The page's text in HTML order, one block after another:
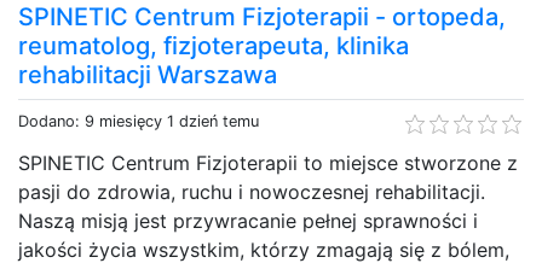
SPINETIC Centrum Fizjoterapii - ortopeda,
reumatolog, fizjoterapeuta, klinika
rehabilitacji Warszawa
Dodano: 9 miesięcy 1 dzień temu
SPINETIC Centrum Fizjoterapii to miejsce stworzone z
pasji do zdrowia, ruchu i nowoczesnej rehabilitacji.
Naszą misją jest przywracanie pełnej sprawności i
jakości życia wszystkim, którzy zmagają się z bólem,